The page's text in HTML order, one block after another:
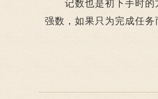
记数也是初下手时的
强数，如果只为完成任